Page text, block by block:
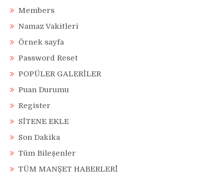
Members
Namaz Vakitleri
Örnek sayfa
Password Reset
POPÜLER GALERİLER
Puan Durumu
Register
SİTENE EKLE
Son Dakika
Tüm Bileşenler
TÜM MANŞET HABERLERİ